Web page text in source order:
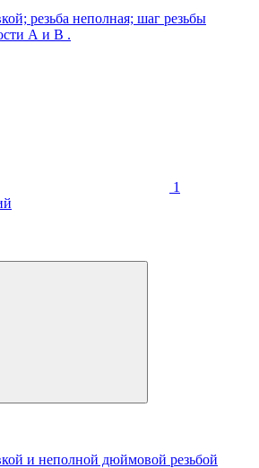
резьба неполная; шаг резьбы
А и В .
1
и неполной дюймовой резьбой